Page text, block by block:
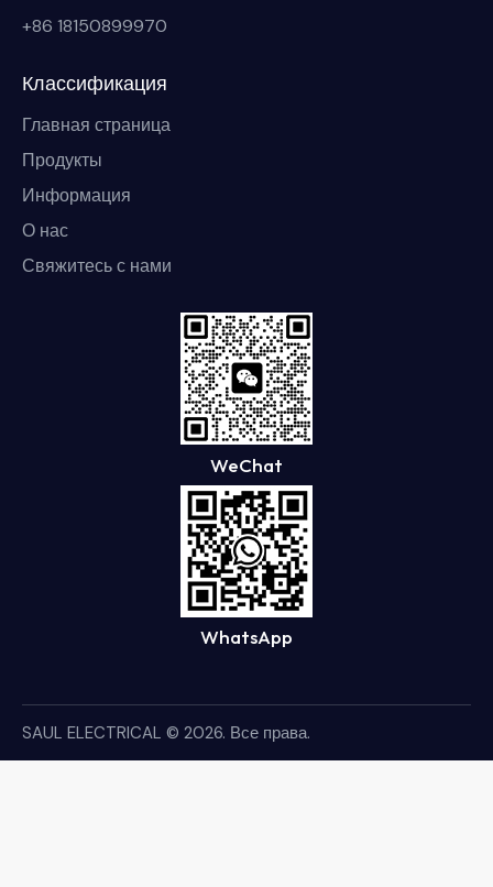
+86 18150899970
Классификация
Главная страница
Продукты
Информация
О нас
Свяжитесь с нами
WeChat
WhatsApp
SAUL ELECTRICAL © 2026. Все права.